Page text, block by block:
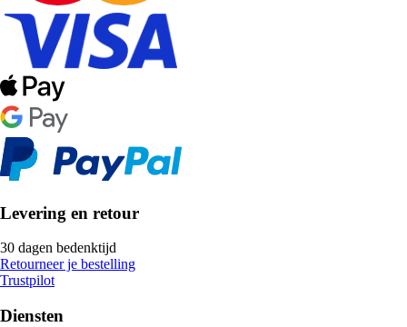
Levering en retour
30 dagen bedenktijd
Retourneer je bestelling
Trustpilot
Diensten